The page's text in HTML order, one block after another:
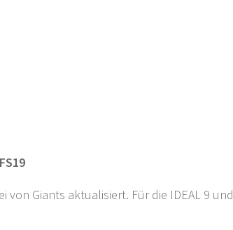
von Giants aktualisiert. Für die IDEAL 9